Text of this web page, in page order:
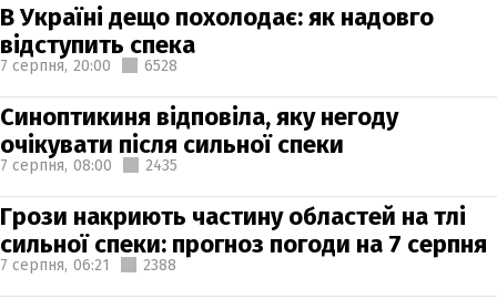
В Україні дещо похолодає: як надовго
відступить спека
7 серпня, 20:00 6528
Синоптикиня відповіла, яку негоду
очікувати після сильної спеки
7 серпня, 08:00 2435
Грози накриють частину областей на тлі
сильної спеки: прогноз погоди на 7 серпня
7 серпня, 06:21 2388